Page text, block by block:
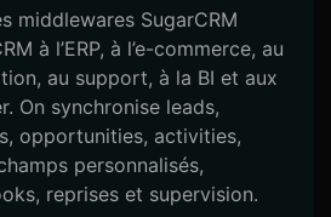
middlewares SugarCRM
à l’ERP, à l’e-commerce, au
au support, à la BI et aux
On synchronise leads,
opportunities, activities,
personnalisés,
reprises et supervision.